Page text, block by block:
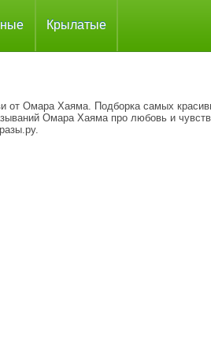
Крылатые
от Омара Хаяма. Подборка самых
Омара Хаяма про любовь и